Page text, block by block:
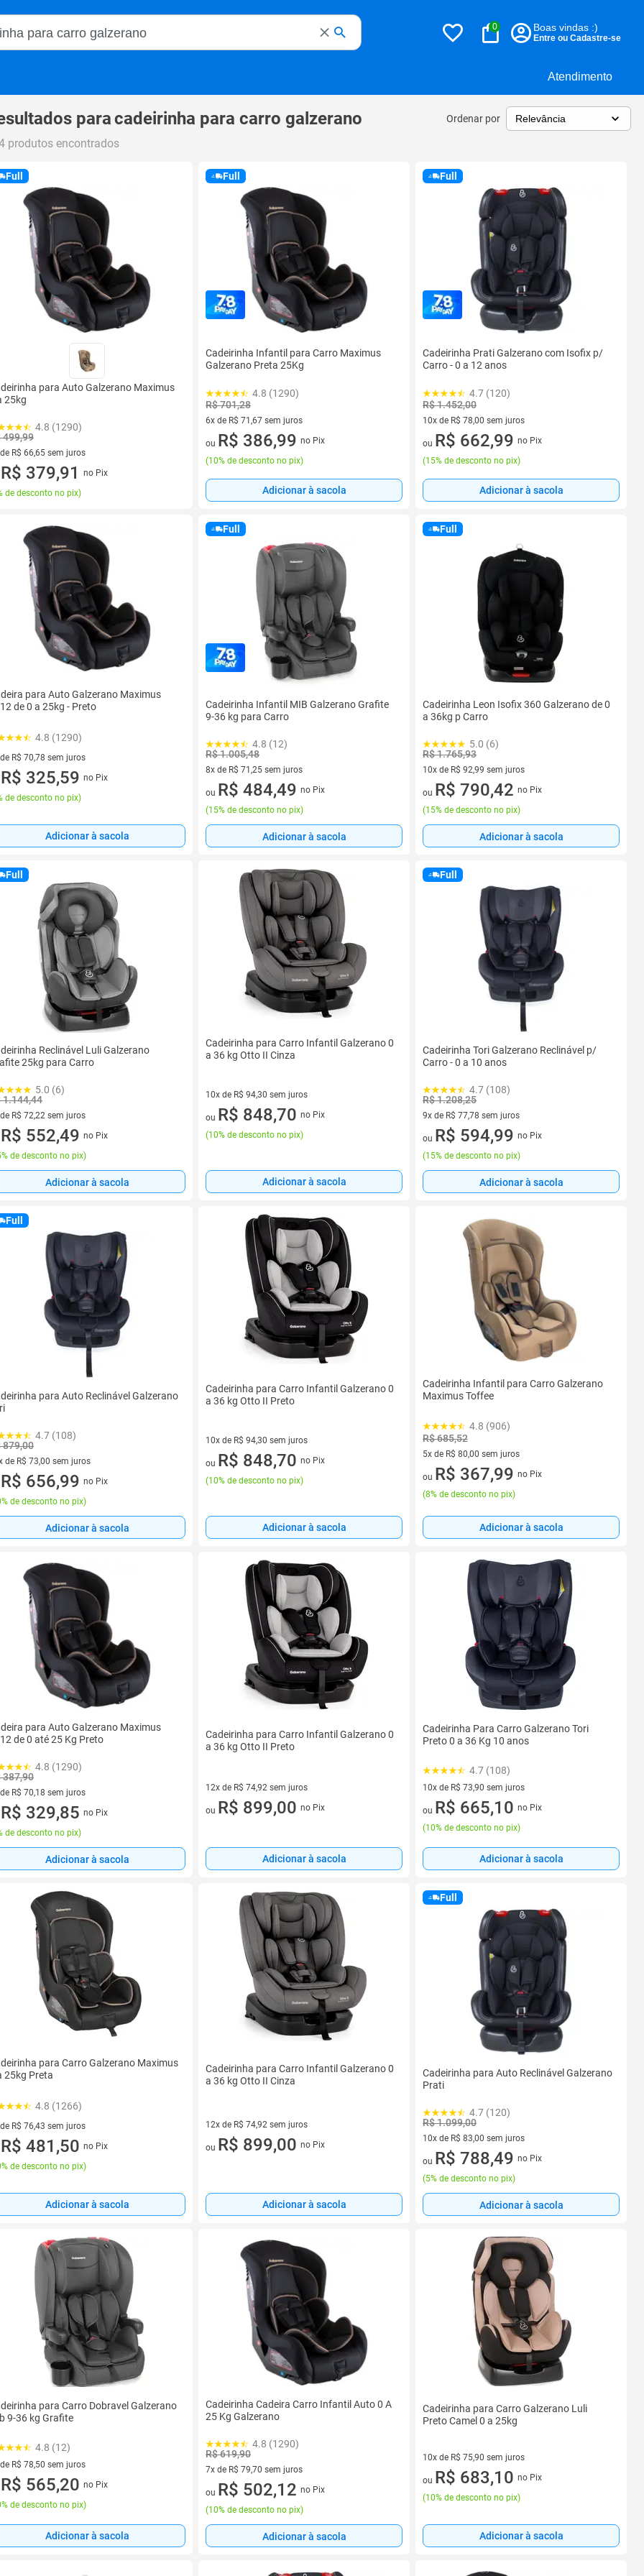
Atendimento
Magalu
0 Boas vindas :)
Entre ou Cadastre-se
paracadeirinha para carro galzerano Ordenar por
produtos encontrados
Full
para Auto Galzerano Maximus
25kg
4.8 (1290)
499,99
R$ 66,65 sem juros
de R$ 66,65 sem juros
R$ 379,91
no Pix
de desconto no pix)
Full
Cadeirinha Infantil para Carro Maximus
Galzerano Preta 25Kg
4.8 (1290)
R$ 701,28
6x de R$ 71,67 sem juros
6 vez de R$ 71,67 sem juros
ou R$ 386,99 no Pix
(10% de desconto no pix)
Adicionar à sacola
Full
Cadeirinha Prati Galzerano com Isofix p/
Carro - 0 a 12 anos
4.7 (120)
R$ 1.452,00
10x de R$ 78,00 sem juros
10 vez de R$ 78,00 sem juros
ou R$ 662,99 no Pix
(15% de desconto no pix)
Adicionar à sacola
para Auto Galzerano Maximus
de 0 a 25kg - Preto
4.8 (1290)
R$ 70,78 sem juros
de R$ 70,78 sem juros
R$ 325,59 no Pix
de desconto no pix)
Adicionar à sacola
Full
Cadeirinha Infantil MIB Galzerano Grafite
9-36 kg para Carro
4.8 (12)
R$ 1.005,48
8x de R$ 71,25 sem juros
8 vez de R$ 71,25 sem juros
ou R$ 484,49 no Pix
(15% de desconto no pix)
Adicionar à sacola
Full
Cadeirinha Leon Isofix 360 Galzerano de 0
a 36kg p Carro
5.0 (6)
R$ 1.765,93
10x de R$ 92,99 sem juros
10 vez de R$ 92,99 sem juros
ou R$ 790,42 no Pix
(15% de desconto no pix)
Adicionar à sacola
Full
Reclinável Luli Galzerano
25kg para Carro
5.0 (6)
1.144,44
R$ 72,22 sem juros
de R$ 72,22 sem juros
R$ 552,49 no Pix
de desconto no pix)
Adicionar à sacola
Cadeirinha para Carro Infantil Galzerano 0
a 36 kg Otto II Cinza
10x de R$ 94,30 sem juros
10 vez de R$ 94,30 sem juros
ou R$ 848,70 no Pix
(10% de desconto no pix)
Adicionar à sacola
Full
Cadeirinha Tori Galzerano Reclinável p/
Carro - 0 a 10 anos
4.7 (108)
R$ 1.208,25
9x de R$ 77,78 sem juros
9 vez de R$ 77,78 sem juros
ou R$ 594,99 no Pix
(15% de desconto no pix)
Adicionar à sacola
Full
para Auto Reclinável Galzerano
4.7 (108)
879,00
de R$ 73,00 sem juros
vez de R$ 73,00 sem juros
R$ 656,99 no Pix
de desconto no pix)
Adicionar à sacola
Cadeirinha para Carro Infantil Galzerano 0
a 36 kg Otto II Preto
10x de R$ 94,30 sem juros
10 vez de R$ 94,30 sem juros
ou R$ 848,70 no Pix
(10% de desconto no pix)
Adicionar à sacola
Cadeirinha Infantil para Carro Galzerano
Maximus Toffee
4.8 (906)
R$ 685,52
5x de R$ 80,00 sem juros
5 vez de R$ 80,00 sem juros
ou R$ 367,99 no Pix
(8% de desconto no pix)
Adicionar à sacola
para Auto Galzerano Maximus
de 0 até 25 Kg Preto
4.8 (1290)
387,90
R$ 70,18 sem juros
de R$ 70,18 sem juros
R$ 329,85 no Pix
de desconto no pix)
Adicionar à sacola
Cadeirinha para Carro Infantil Galzerano 0
a 36 kg Otto II Preto
12x de R$ 74,92 sem juros
12 vez de R$ 74,92 sem juros
ou R$ 899,00 no Pix
Adicionar à sacola
Cadeirinha Para Carro Galzerano Tori
Preto 0 a 36 Kg 10 anos
4.7 (108)
10x de R$ 73,90 sem juros
10 vez de R$ 73,90 sem juros
ou R$ 665,10 no Pix
(10% de desconto no pix)
Adicionar à sacola
para Carro Galzerano Maximus
25kg Preta
4.8 (1266)
R$ 76,43 sem juros
de R$ 76,43 sem juros
R$ 481,50 no Pix
de desconto no pix)
Adicionar à sacola
Cadeirinha para Carro Infantil Galzerano 0
a 36 kg Otto II Cinza
12x de R$ 74,92 sem juros
12 vez de R$ 74,92 sem juros
ou R$ 899,00 no Pix
Adicionar à sacola
Full
Cadeirinha para Auto Reclinável Galzerano
Prati
4.7 (120)
R$ 1.099,00
10x de R$ 83,00 sem juros
10 vez de R$ 83,00 sem juros
ou R$ 788,49 no Pix
(5% de desconto no pix)
Adicionar à sacola
para Carro Dobravel Galzerano
9-36 kg Grafite
4.8 (12)
R$ 78,50 sem juros
de R$ 78,50 sem juros
R$ 565,20 no Pix
de desconto no pix)
Adicionar à sacola
Cadeirinha Cadeira Carro Infantil Auto 0 A
25 Kg Galzerano
4.8 (1290)
R$ 619,90
7x de R$ 79,70 sem juros
7 vez de R$ 79,70 sem juros
ou R$ 502,12 no Pix
(10% de desconto no pix)
Adicionar à sacola
Cadeirinha para Carro Galzerano Luli
Preto Camel 0 a 25kg
10x de R$ 75,90 sem juros
10 vez de R$ 75,90 sem juros
ou R$ 683,10 no Pix
(10% de desconto no pix)
Adicionar à sacola